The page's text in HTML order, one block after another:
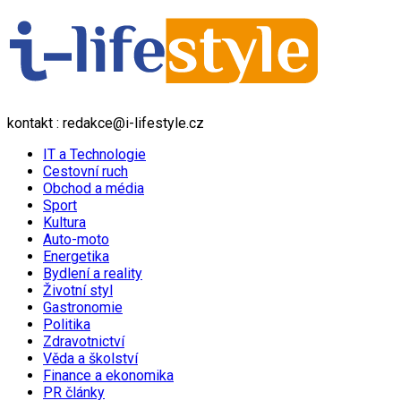
kontakt : redakce@i-lifestyle.cz
IT a Technologie
Cestovní ruch
Obchod a média
Sport
Kultura
Auto-moto
Energetika
Bydlení a reality
Životní styl
Gastronomie
Politika
Zdravotnictví
Věda a školství
Finance a ekonomika
PR články